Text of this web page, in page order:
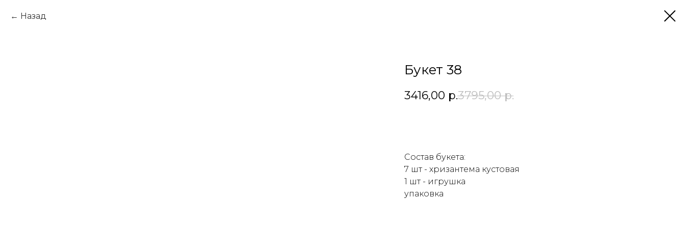
Назад
Букет 38
3416,00 р.3795,00 р.
Состав букета:
7 шт - хризантема кустовая
1 шт - игрушка
упаковка